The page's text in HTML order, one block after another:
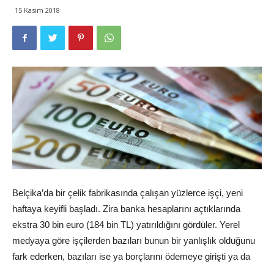
15 Kasım 2018
Belçika’da bir çelik fabrikasında çalışan yüzlerce işçi, yeni
haftaya keyifli başladı. Zira banka hesaplarını açtıklarında
ekstra 30 bin euro (184 bin TL) yatırıldığını gördüler. Yerel
medyaya göre işçilerden bazıları bunun bir yanlışlık olduğunu
fark ederken, bazıları ise ya borçlarını ödemeye girişti ya da